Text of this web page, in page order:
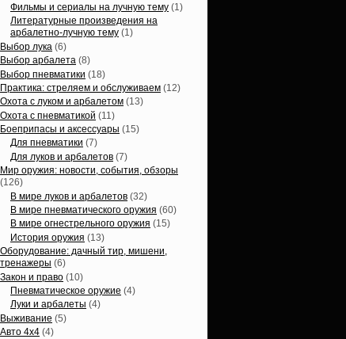
Фильмы и сериалы на лучную тему (1)
Литературные произведения на
арбалетно-лучную тему (1)
Выбор лука (6)
Выбор арбалета (8)
Выбор пневматики (18)
Практика: стреляем и обслуживаем (12)
Охота с луком и арбалетом (13)
Охота с пневматикой (11)
Боеприпасы и аксессуары (15)
Для пневматики (7)
Для луков и арбалетов (7)
Мир оружия: новости, события, обзоры
(126)
В мире луков и арбалетов (32)
В мире пневматического оружия (60)
В мире огнестрельного оружия (15)
История оружия (13)
Оборудование: дачный тир, мишени,
тренажеры (6)
Закон и право (10)
Пневматическое оружие (4)
Луки и арбалеты (4)
Выживание (5)
Авто 4х4 (4)